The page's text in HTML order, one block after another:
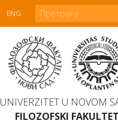
ENG
UNIVERZITET U NOVOM
FILOZOFSKI FAKULTET